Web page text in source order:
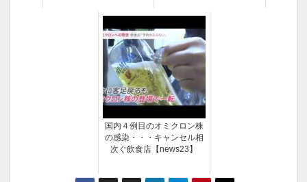
国内４例目のオミクロン株
の感染・・・キャンセル相
次ぐ飲食店【news23】